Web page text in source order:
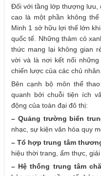
Đối với tầng lớp thượng lưu,
cao là một phần không
Minh 1 sở hữu lợi thế lớn
quốc tế. Những thảm cỏ
thức mang lại không gian
vời và là nơi kết nối
chiến lược của các chủ nhân.
Bên cạnh bộ môn thể
quanh bởi chuỗi tiện ích
động của toàn đại đô thị:
– Quảng trường biển
nhạc, sự kiện văn hóa quy
– Tổ hợp trung tâm
hiệu thời trang, ẩm thực,
– Hệ thống trung tâm